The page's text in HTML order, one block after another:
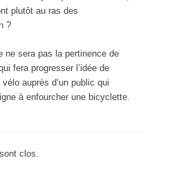
plutôt au ras des
?
ne sera pas la pertinence de
fera progresser l’idée de
auprès d’un public qui
à enfourcher une bicyclette.
clos.